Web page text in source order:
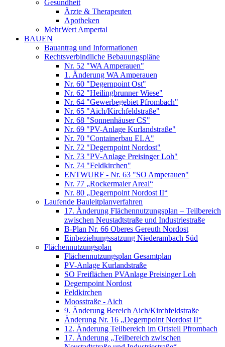
Gesundheit
Ärzte & Therapeuten
Apotheken
MehrWert Ampertal
BAUEN
Bauantrag und Informationen
Rechtsverbindliche Bebauungspläne
Nr. 52 "WA Amperauen"
1. Änderung WA Amperauen
Nr. 60 "Degernpoint Ost"
Nr. 62 "Heilingbrunner Wiese"
Nr. 64 "Gewerbegebiet Pfrombach"
Nr. 65 "Aich/Kirchfeldstraße"
Nr. 68 "Sonnenhäuser CS"
Nr. 69 "PV-Anlage Kurlandstraße"
Nr. 70 "Containerbau ELA"
Nr. 72 "Degernpoint Nordost"
Nr. 73 "PV-Anlage Preisinger Loh"
Nr. 74 "Feldkirchen"
ENTWURF - Nr. 63 "SO Amperauen"
Nr. 77 „Rockermaier Areal“
Nr. 80 „Degernpoint Nordost II“
Laufende Bauleitplanverfahren
17. Änderung Flächennutzungsplan – Teilbereich
zwischen Neustadtstraße und Industriestraße
B-Plan Nr. 66 Oberes Gereuth Nordost
Einbeziehungssatzung Niederambach Süd
Flächennutzungsplan
Flächennutzungsplan Gesamtplan
PV-Anlage Kurlandstraße
SO Freiflächen PV­Anlage Preisinger Loh
Degernpoint Nordost
Feldkirchen
Moosstraße - Aich
9. Änderung Bereich Aich/Kirchfeldstraße
Änderung Nr. 16 „Degernpoint Nordost II“
12. Änderung Teilbereich im Ortsteil Pfrombach
17. Änderung „Teilbereich zwischen